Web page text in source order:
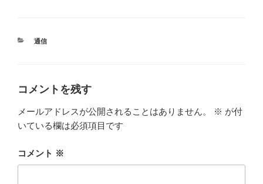
カ
通信
コメントを残す
メールアドレスが公開されることはありません。 ※ が付
いている欄は必須項目です
コメント ※